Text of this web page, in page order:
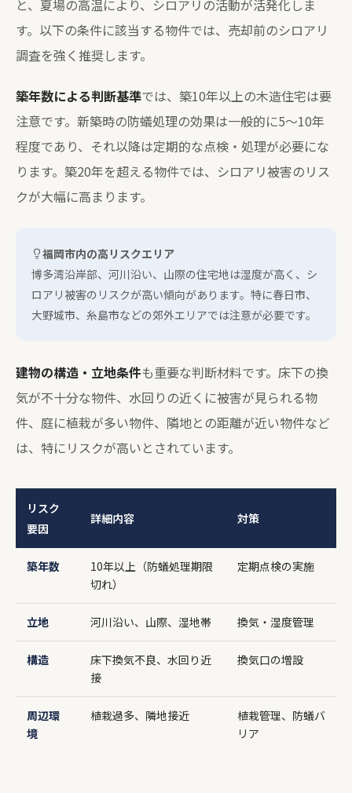
と、夏場の高温により、シロアリの活動が活発化しま
す。以下の条件に該当する物件では、売却前のシロアリ
調査を強く推奨します。
築年数による判断基準では、築10年以上の木造住宅は要
注意です。新築時の防蟻処理の効果は一般的に5〜10年
程度であり、それ以降は定期的な点検・処理が必要にな
ります。築20年を超える物件では、シロアリ被害のリス
クが大幅に高まります。
福岡市内の高リスクエリア
博多湾沿岸部、河川沿い、山際の住宅地は湿度が高く、シ
ロアリ被害のリスクが高い傾向があります。特に春日市、
大野城市、糸島市などの郊外エリアでは注意が必要です。
建物の構造・立地条件も重要な判断材料です。床下の換
気が不十分な物件、水回りの近くに被害が見られる物
件、庭に植栽が多い物件、隣地との距離が近い物件など
は、特にリスクが高いとされています。
リスク
要因
詳細内容 対策
築年数
10年以上（防蟻処理期限
切れ）
定期点検の実施
立地 河川沿い、山際、湿地帯 換気・湿度管理
構造
床下換気不良、水回り近
接
換気口の増設
周辺環
境
植栽過多、隣地接近
植栽管理、防蟻バ
リア